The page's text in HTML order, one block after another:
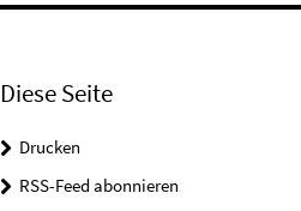
Diese Seite
Drucken
RSS-Feed abonnieren